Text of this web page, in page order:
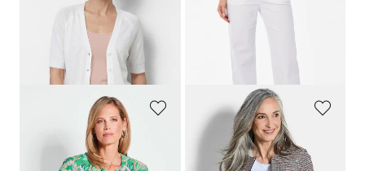
89,95 €
Meilleur prix sur 30 jours** : 69,95 €
139,95 €
Blouson avec imprimé floral intégral
119,95 €179,95 €
GOLDNER
Blazer en jersey, aspect bouclette
89,95 €139,95 €